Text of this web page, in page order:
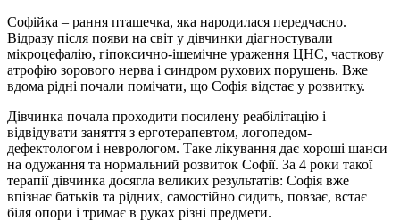
Софійка – рання пташечка, яка народилася передчасно.
Відразу після появи на світ у дівчинки діагностували
мікроцефалію, гіпоксично-ішемічне ураження ЦНС, часткову
атрофію зорового нерва і синдром рухових порушень. Вже
вдома рідні почали помічати, що Софія відстає у розвитку.
Дівчинка почала проходити посилену реабілітацію і
відвідувати заняття з ерготерапевтом, логопедом-
дефектологом і неврологом. Таке лікування дає хороші шанси
на одужання та нормальний розвиток Софії. За 4 роки такої
терапії дівчинка досягла великих результатів: Софія вже
впізнає батьків та рідних, самостійно сидить, повзає, встає
біля опори і тримає в руках різні предмети.